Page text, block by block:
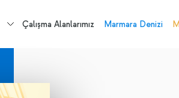
Çalışma Alanlarımız Marmara Denizi